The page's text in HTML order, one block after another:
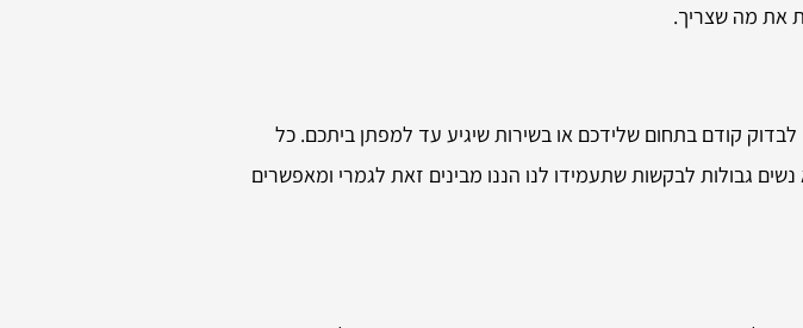
את מה שצריך.
קודם בתחום שלידכם או בשירות שיגיע עד למפתן ביתכם. כל
גבולות לבקשות שתעמידו לנו הננו מבינים זאת לגמרי ומאפשרים